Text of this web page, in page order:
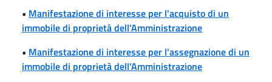
• Manifestazione di interesse per l'acquisto di un
immobile di proprietà dell'Amministrazione
• Manifestazione di interesse per l'assegnazione di un
immobile di proprietà dell'Amministrazione